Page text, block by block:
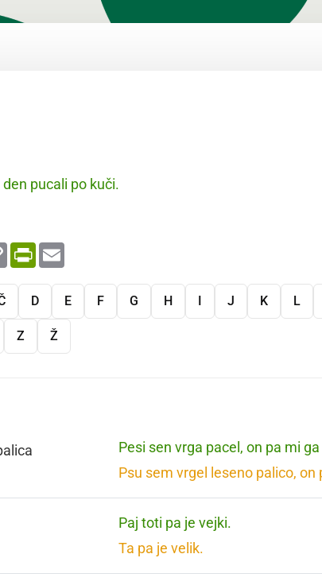
den pucali po kuči.
Copy
Link
PrintFriendly
D E F G H I J K L
Z Ž
Pesi sen vrga pacel, on pa mi
Psu sem vrgel leseno palico,
Paj toti pa je vejki.
Ta pa je velik.